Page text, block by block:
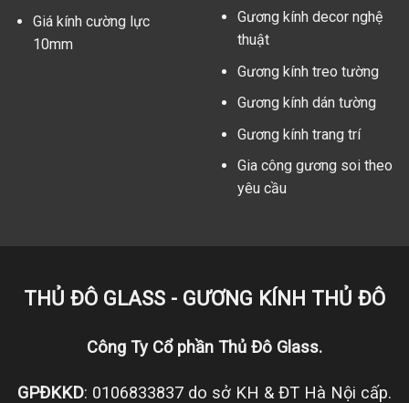
Giá kính cường lực
10mm
Gương kính decor nghệ
thuật
Gương kính treo tường
Gương kính dán tường
Gương kính trang trí
Gia công gương soi theo
yêu cầu
THỦ ĐÔ GLASS - GƯƠNG KÍNH THỦ ĐÔ
Công Ty Cổ phần Thủ Đô Glass.
GPĐKKD: 0106833837 do sở KH & ĐT Hà Nội cấp.